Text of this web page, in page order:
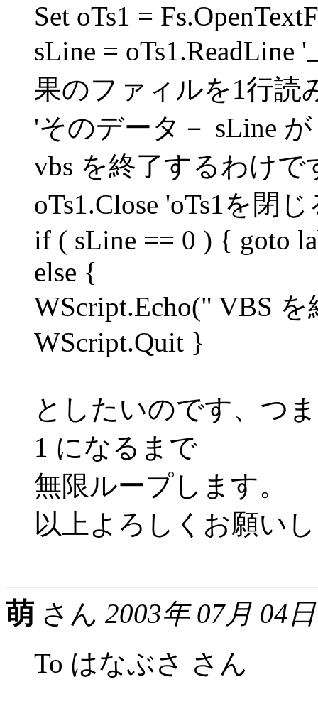
Set oTs1 =
sLine =
果のファィルを1行読
'そのデータ－ sLine
vbs を終了するわけで
oTs1.Close 'oTs1を閉じ
if ( sLine == 0 ) { goto
else {
WScript.Echo(" VBS
WScript.Quit }
としたいのです、つ
1 になるまで
無限ループします。
以上よろしくお願い
萌 さん 2003年 07月 04
To はなぶさ さん